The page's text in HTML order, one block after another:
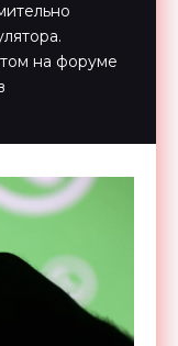
на форуме